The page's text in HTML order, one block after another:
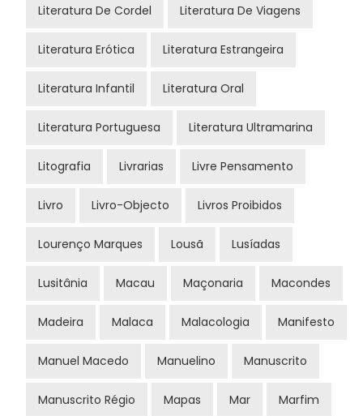
Literatura De Cordel Literatura De Viagens
Literatura Erótica Literatura Estrangeira
Literatura Infantil Literatura Oral
Literatura Portuguesa Literatura Ultramarina
Litografia Livrarias Livre Pensamento
Livro Livro-Objecto Livros Proibidos
Lourenço Marques Lousã Lusíadas
Lusitânia Macau Maçonaria Macondes
Madeira Malaca Malacologia Manifesto
Manuel Macedo Manuelino Manuscrito
Manuscrito Régio Mapas Mar Marfim